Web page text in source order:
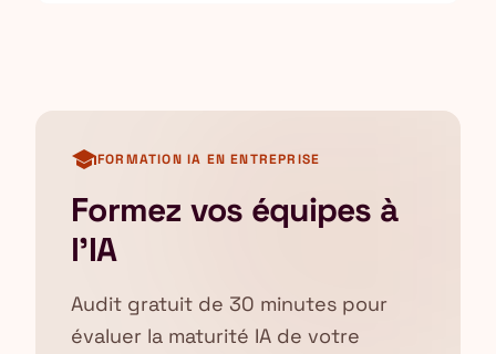
schoolFORMATION IA EN ENTREPRISE
Formez vos équipes à
l'IA
Audit gratuit de 30 minutes pour
évaluer la maturité IA de votre